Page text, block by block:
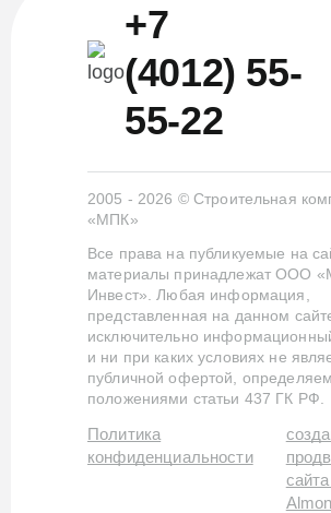
+7
(4012) 55-
55-22
2005 - 2026 © Строительная
«МПК»
Все права на публикуемые на
материалы принадлежат ООО
Инвест». Любая информация,
представленная на данном
исключительно
и ни при каких условиях не
публичной офертой,
положениями статьи 437 ГК РФ.
Политика
конфиденциальности